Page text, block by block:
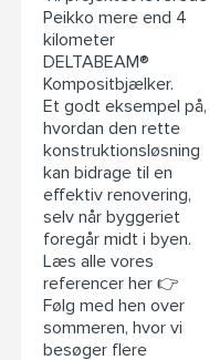
Peikko mere end 4
kilometer
DELTABEAM®
Kompositbjælker.
Et godt eksempel på,
hvordan den rette
konstruktionsløsning
kan bidrage til en
effektiv renovering,
selv når byggeriet
foregår midt i byen.
Læs alle vores
referencer her 👉
Følg med hen over
sommeren, hvor vi
besøger flere